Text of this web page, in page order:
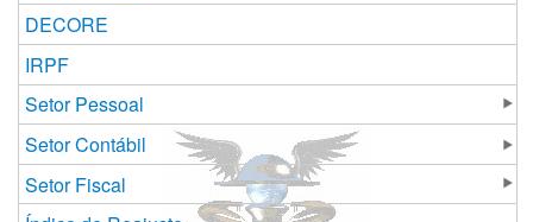
DECORE
IRPF
Setor Pessoal
Setor Contábil
Setor Fiscal